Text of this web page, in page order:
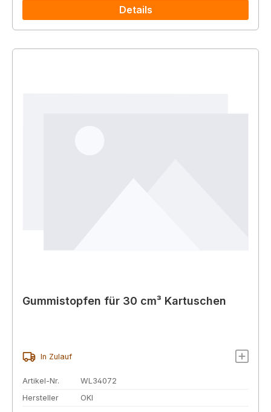
Details
Gummistopfen für 30 cm³ Kartuschen
In Zulauf
Artikel-Nr.
WL34072
Hersteller
OKI